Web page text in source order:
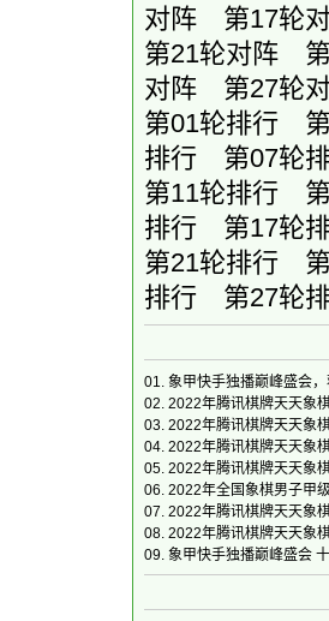
对阵
第17轮
第21轮对阵
对阵
第27轮
第01轮排行
排行
第07轮
第11轮排行
排行
第17轮
第21轮排行
排行
第27轮
01. 象甲快手独播巅峰盛会
02. 2022年腾讯棋牌天天象
03. 2022年腾讯棋牌天天象
04. 2022年腾讯棋牌天天象
05. 2022年腾讯棋牌天天象
06. 2022年全国象棋男子甲
07. 2022年腾讯棋牌天天象
08. 2022年腾讯棋牌天天象
09. 象甲快手独播巅峰盛会